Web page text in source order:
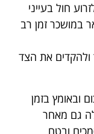
חול בעייני
במושכר זמן רב
ולהקדים את הצד
ובאומץ בזמן
גם מאחר
ובטח